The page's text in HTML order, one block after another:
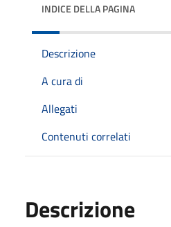
INDICE DELLA PAGINA
Descrizione
A cura di
Allegati
Contenuti correlati
Descrizione